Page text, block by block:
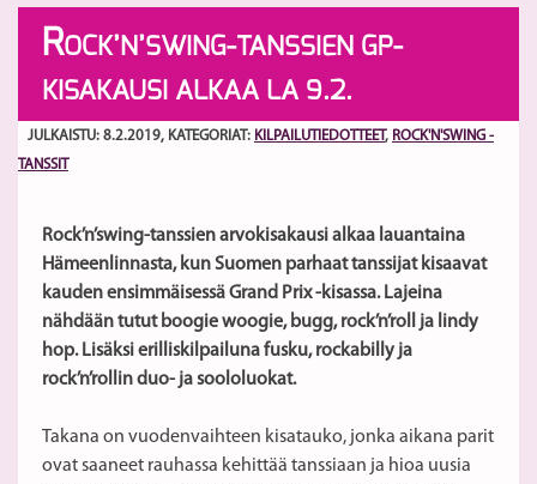
ROCK’N’SWING-TANSSIEN GP-
KISAKAUSI ALKAA LA 9.2.
JULKAISTU: 8.2.2019, KATEGORIAT: KILPAILUTIEDOTTEET , ROCK'N'SWING -
TANSSIT
Rock’n’swing-tanssien arvokisakausi alkaa lauantaina
Hämeenlinnasta, kun Suomen parhaat tanssijat kisaavat
kauden ensimmäisessä Grand Prix -kisassa. Lajeina
nähdään tutut boogie woogie, bugg, rock’n’roll ja lindy
hop. Lisäksi erilliskilpailuna fusku, rockabilly ja
rock’n’rollin duo- ja soololuokat.
Takana on vuodenvaihteen kisatauko, jonka aikana parit
ovat saaneet rauhassa kehittää tanssiaan ja hioa uusia